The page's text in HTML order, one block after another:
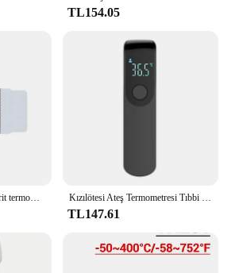
TL154.05
10/20 adet alın başkanı şerit termometre su süt termometre ateş vücut bebek çocuk çocuk testi sıcaklık Sticker bebek bakımı Kızılötesi Ateş Termometresi Tıbbi Ev Dijital LCD Bebek Yetişkin temassız Lazer Vücut Sıcaklığı Kulak Termometresi
TL147.61